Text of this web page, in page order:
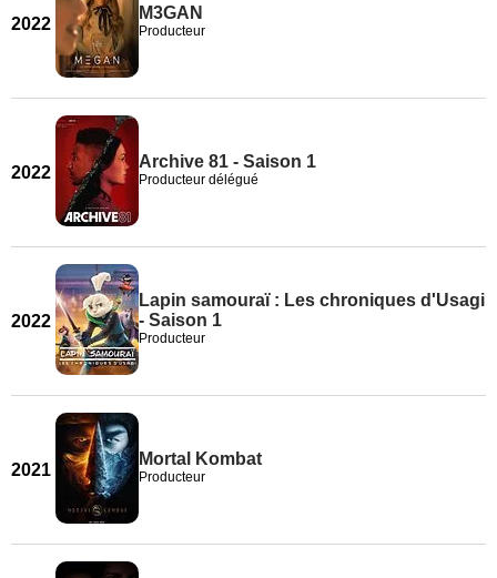
2022
M3GAN
Producteur
2022
Archive 81 - Saison 1
Producteur délégué
2022
Lapin samouraï : Les chroniques d'Usagi
- Saison 1
Producteur
2021
Mortal Kombat
Producteur